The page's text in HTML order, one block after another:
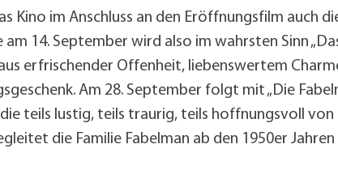
Veranstaltungskalender
Veranstaltungskalender
Veranstaltungskalender
Förderprogramme Mobilität
Veranstaltungskalender
Veranstaltungskalender
Kino im Anschluss an den Eröffnungsfilm auch
am 14. September wird also im wahrsten Sinn
erfrischender Offenheit, liebenswertem
Am 28. September folgt mit „Die
teils lustig, teils traurig, teils hoffnungsvoll
die Familie Fabelman ab den 1950er